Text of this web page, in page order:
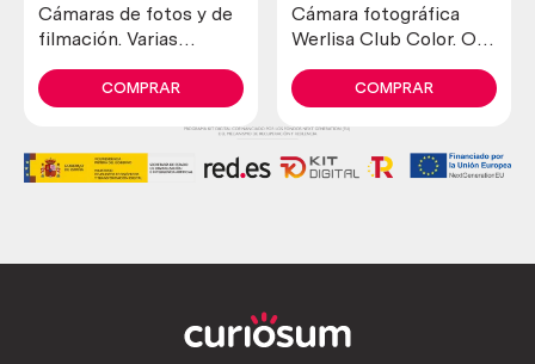
Cámaras de fotos y de
filmación. Varias
productoras.
COMPRAR
Cámara fotográfica
Werlisa Club Color. Old
COMPRAR